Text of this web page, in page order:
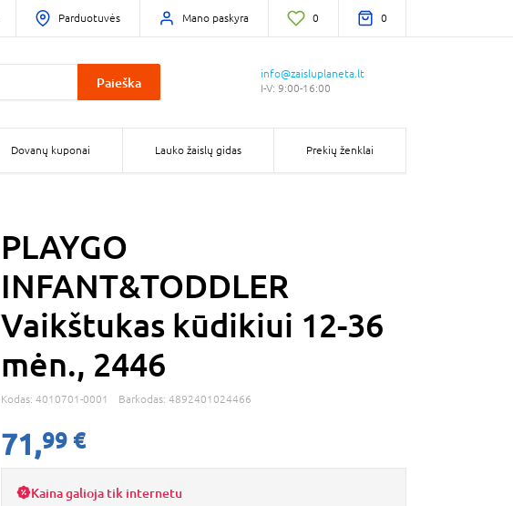
Parduotuvės Mano paskyra 0 0
Paieška
info@zaisluplaneta.lt
I-V: 9:00-16:00
Dovanų kuponai Lauko žaislų gidas Prekių ženklai
PLAYGO
INFANT&TODDLER
Vaikštukas kūdikiui 12-36
mėn., 2446
Kodas: 4010701-0001 Barkodas: 4892401024466
71,99 €
Kaina galioja tik internetu